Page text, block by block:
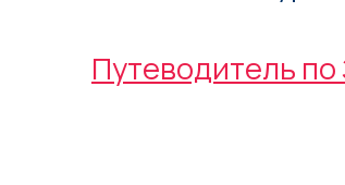
Путеводитель по